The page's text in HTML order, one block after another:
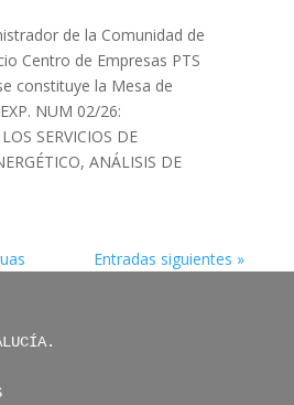
de la Comunidad de
Centro de Empresas PTS
constituye la Mesa de
NUM 02/26:
SERVICIOS DE
ANÁLISIS DE
Entradas siguientes »